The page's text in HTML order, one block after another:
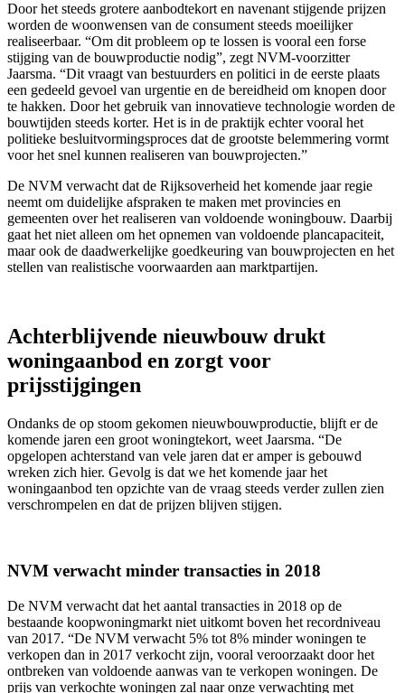
Door het steeds grotere aanbodtekort en navenant stijgende prijzen
worden de woonwensen van de consument steeds moeilijker
realiseerbaar. “Om dit probleem op te lossen is vooral een forse
stijging van de bouwproductie nodig”, zegt NVM-voorzitter
Jaarsma. “Dit vraagt van bestuurders en politici in de eerste plaats
een gedeeld gevoel van urgentie en de bereidheid om knopen door
te hakken. Door het gebruik van innovatieve technologie worden de
bouwtijden steeds korter. Het is in de praktijk echter vooral het
politieke besluitvormingsproces dat de grootste belemmering vormt
voor het snel kunnen realiseren van bouwprojecten.”
De NVM verwacht dat de Rijksoverheid het komende jaar regie
neemt om duidelijke afspraken te maken met provincies en
gemeenten over het realiseren van voldoende woningbouw. Daarbij
gaat het niet alleen om het opnemen van voldoende plancapaciteit,
maar ook de daadwerkelijke goedkeuring van bouwprojecten en het
stellen van realistische voorwaarden aan marktpartijen.
Achterblijvende nieuwbouw drukt
woningaanbod en zorgt voor
prijsstijgingen
Ondanks de op stoom gekomen nieuwbouwproductie, blijft er de
komende jaren een groot woningtekort, weet Jaarsma. “De
opgelopen achterstand van vele jaren dat er amper is gebouwd
wreken zich hier. Gevolg is dat we het komende jaar het
woningaanbod ten opzichte van de vraag steeds verder zullen zien
verschrompelen en dat de prijzen blijven stijgen.
NVM verwacht minder transacties in 2018
De NVM verwacht dat het aantal transacties in 2018 op de
bestaande koopwoningmarkt niet uitkomt boven het recordniveau
van 2017. “De NVM verwacht 5% tot 8% minder woningen te
verkopen dan in 2017 verkocht zijn, vooral veroorzaakt door het
ontbreken van voldoende aanwas van te verkopen woningen. De
prijs van verkochte woningen zal naar onze verwachting met